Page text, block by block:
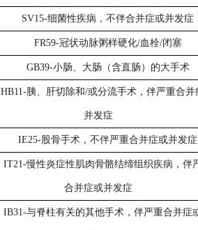
SV15-细菌性疾病，不伴合并症或并发症
FR59-冠状动脉粥样硬化/血栓/闭塞
GB39-小肠、大肠（含直肠）的大手术
HB11-胰、肝切除和/或分流手术，伴严重合并
并发症
IE25-股骨手术，不伴严重合并症或并发症
IT21-慢性炎症性肌肉骨骼结缔组织疾病，伴
合并症或并发症
IB31-与脊柱有关的其他手术，伴严重合并症